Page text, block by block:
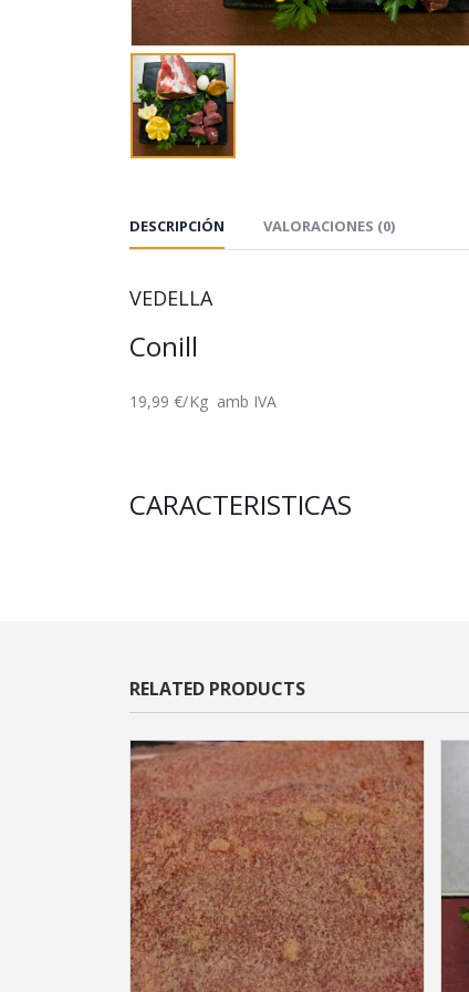
DESCRIPCIÓN VALORACIONES (0)
VEDELLA
Conill
19,99 €/Kg amb IVA
CARACTERISTICAS
RELATED PRODUCTS